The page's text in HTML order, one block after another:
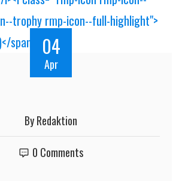
04
Apr
ByRedaktion
0 Comments